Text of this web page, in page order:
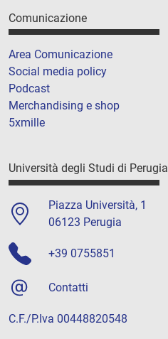
Comunicazione
Area Comunicazione
Social media policy
Podcast
Merchandising e shop
5xmille
Università degli Studi di Perugia
Piazza Università, 1
06123 Perugia
+39 0755851
Contatti
C.F./P.Iva 00448820548